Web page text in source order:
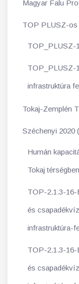
Magyar Falu
TOP PLUSZ-os
TOP_PLUSZ-
TOP_PLUSZ-
infrastruktúra
Tokaj-Zemplén
Széchenyi 2020
Humán
Tokaj
TOP-2.1.3-16-
és
infrastruktúra-
TOP-2.1.3-16-
és